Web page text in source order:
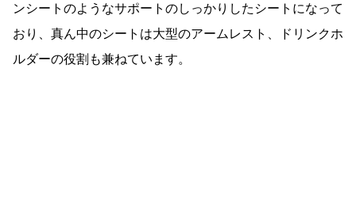
ンシートのようなサポートのしっかりしたシートになって
おり、真ん中のシートは大型のアームレスト、ドリンクホ
ルダーの役割も兼ねています。